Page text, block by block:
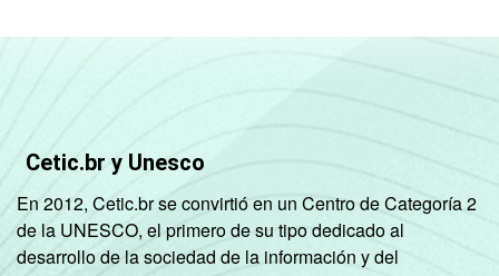
Cetic.br y Unesco
En 2012, Cetic.br se convirtió en un Centro de Categoría 2
de la UNESCO, el primero de su tipo dedicado al
desarrollo de la sociedad de la información y del